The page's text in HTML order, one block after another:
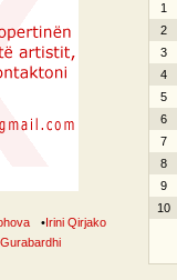
•Irini Qirjako
1
2
3
4
5
6
7
8
9
10